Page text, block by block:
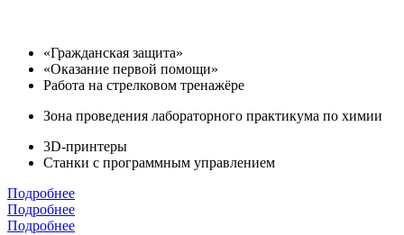
«Гражданская защита»
«Оказание первой помощи»
Работа на стрелковом тренажёре
Зона проведения лабораторного практикума по химии
3D-принтеры
Станки с программным управлением
Подробнее
Подробнее
Подробнее